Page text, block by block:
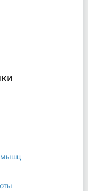
мышц